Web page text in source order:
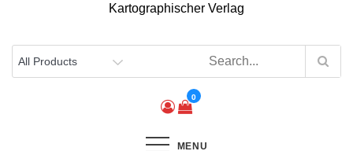
Kartographischer Verlag
0
MENU